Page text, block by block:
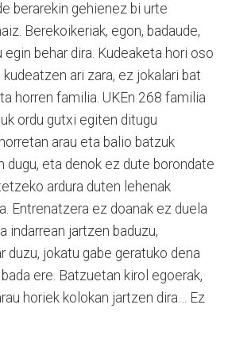
berarekin gehienez bi urte
Berekoikeriak, egon, badaude,
egin behar dira. Kudeaketa hori oso
ari zara, ez jokalari bat
horren familia. UKEn 268 familia
ordu gutxi egiten ditugu
arau eta balio batzuk
eta denok ez dute borondate
ardura duten lehenak
Entrenatzera ez doanak ez duela
indarrean jartzen baduzu,
duzu, jokatu gabe geratuko dena
ere. Batzuetan kirol egoerak,
horiek kolokan jartzen dira… Ez